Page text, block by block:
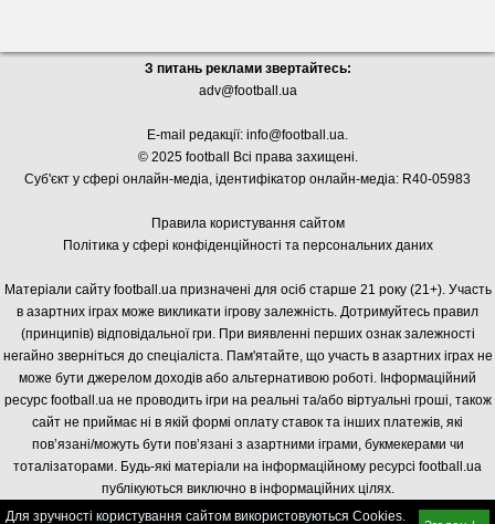
З питань реклами звертайтесь:
adv@football.ua
E-mail редакції: info@football.ua.
© 2025 football Всі права захищені.
Суб'єкт у сфері онлайн-медіа, ідентифікатор онлайн-медіа: R40-05983
Правила користування сайтом
Політика у сфері конфіденційності та персональних даних
Матеріали сайту football.ua призначені для осіб старше 21 року (21+). Участь
в азартних іграх може викликати ігрову залежність. Дотримуйтесь правил
(принципів) відповідальної гри. При виявленні перших ознак залежності
негайно зверніться до спеціаліста. Пам'ятайте, що участь в азартних іграх не
може бути джерелом доходів або альтернативою роботі. Інформаційний
ресурс football.ua не проводить ігри на реальні та/або віртуальні гроші, також
сайт не приймає ні в якій формі оплату ставок та інших платежів, які
пов’язані/можуть бути пов’язані з азартними іграми, букмекерами чи
тоталізаторами. Будь-які матеріали на інформаційному ресурсі football.ua
публікуються виключно в інформаційних цілях.
Для зручності користування сайтом використовуються Cookies.